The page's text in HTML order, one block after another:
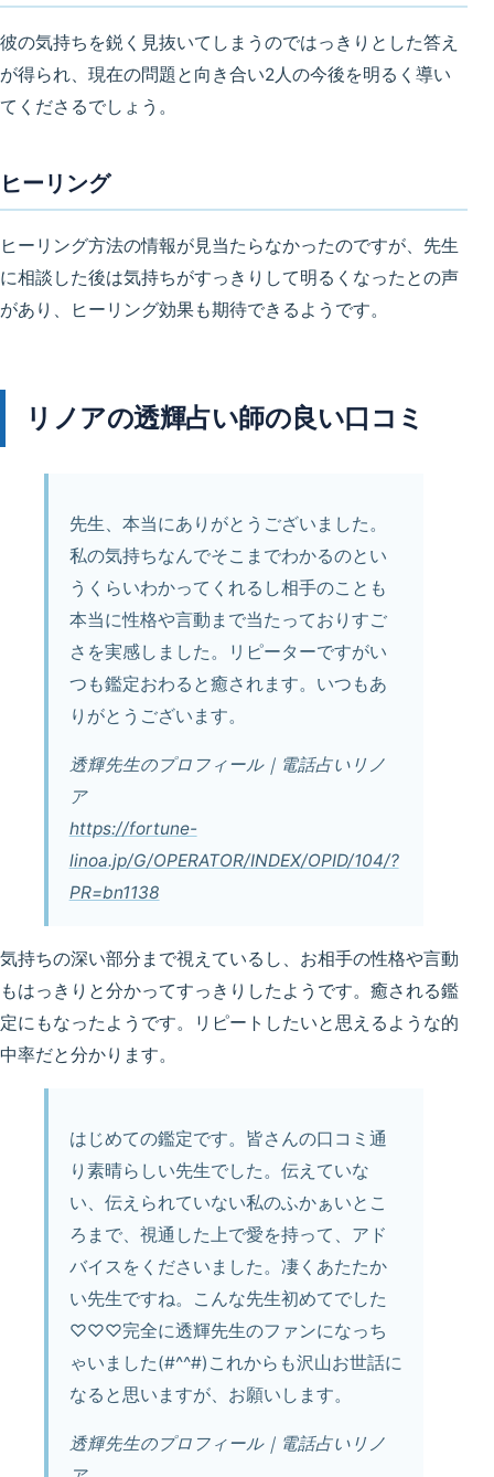
彼の気持ちを鋭く見抜いてしまうのではっきりとした答え
が得られ、現在の問題と向き合い2人の今後を明るく導い
てくださるでしょう。
ヒーリング
ヒーリング方法の情報が見当たらなかったのですが、先生
に相談した後は気持ちがすっきりして明るくなったとの声
があり、ヒーリング効果も期待できるようです。
リノアの透輝占い師の良い口コミ
先生、本当にありがとうございました。
私の気持ちなんでそこまでわかるのとい
うくらいわかってくれるし相手のことも
本当に性格や言動まで当たっておりすご
さを実感しました。リピーターですがい
つも鑑定おわると癒されます。いつもあ
りがとうございます。
透輝先生のプロフィール｜電話占いリノ
ア
https://fortune-
linoa.jp/G/OPERATOR/INDEX/OPID/104/?
PR=bn1138
気持ちの深い部分まで視えているし、お相手の性格や言動
もはっきりと分かってすっきりしたようです。癒される鑑
定にもなったようです。リピートしたいと思えるような的
中率だと分かります。
はじめての鑑定です。皆さんの口コミ通
り素晴らしい先生でした。伝えていな
い、伝えられていない私のふかぁいとこ
ろまで、視通した上で愛を持って、アド
バイスをくださいました。凄くあたたか
い先生ですね。こんな先生初めてでした
♡♡♡完全に透輝先生のファンになっち
ゃいました(#^^#)これからも沢山お世話に
なると思いますが、お願いします。
透輝先生のプロフィール｜電話占いリノ